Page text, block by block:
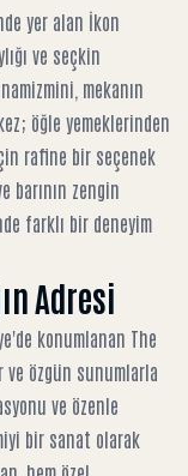
yer alan İkon
ve seçkin
mekanın
öğle yemeklerinden
rafine bir seçenek
barının zengin
farklı bir deneyim
Adresi
konumlanan The
ve özgün sunumlarla
ve özenle
bir sanat olarak